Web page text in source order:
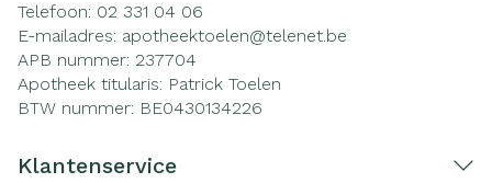
Telefoon: 02 331 04 06
E-mailadres: apotheektoelen@telenet.be
APB nummer: 237704
Apotheek titularis: Patrick Toelen
BTW nummer: BE0430134226
Klantenservice